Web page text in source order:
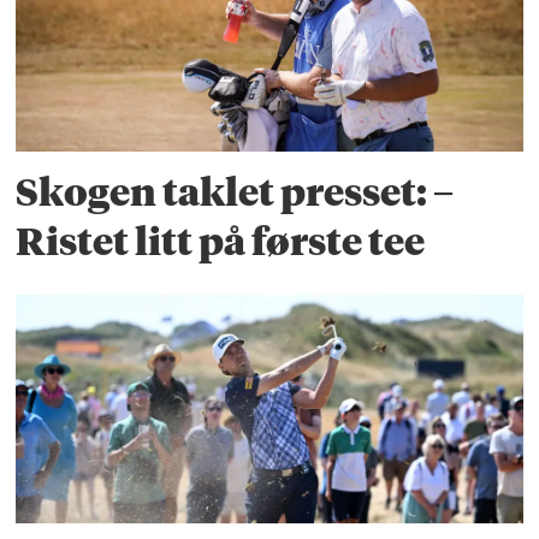
Skogen taklet presset: –
Ristet litt på første tee